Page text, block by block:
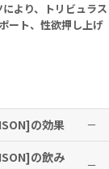
より、トリビュラス
ート、性欲押し上げ
の効果
気などに働きか
の飲み